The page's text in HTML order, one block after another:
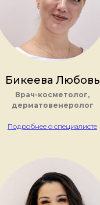
Бикеева Любовь
Врач-косметолог,
дерматовенеролог
Подробнее о специалисте